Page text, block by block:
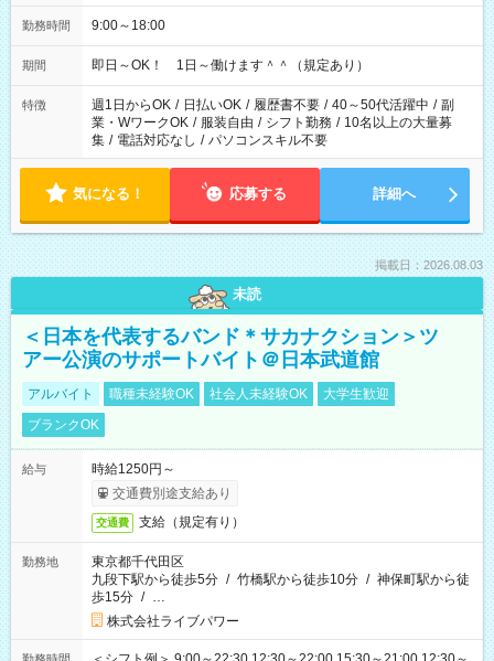
勤務時間 9:00～18:00
期間 即日～OK！ 1日～働けます＾＾（規定あり）
特徴 週1日からOK / 日払いOK / 履歴書不要 / 40～50代活躍中 / 副
業・WワークOK / 服装自由 / シフト勤務 / 10名以上の大量募
集 / 電話対応なし / パソコンスキル不要
気になる！ 応募する 詳細へ
掲載日：2026.08.03
未読
＜日本を代表するバンド＊サカナクション＞ツ
アー公演のサポートバイト＠日本武道館
アルバイト 職種未経験OK 社会人未経験OK
大学生歓迎
ブランクOK
給与
時給1250円～
交通費別途支給あり
交通費 支給（規定有り）
勤務地
東京都千代田区
九段下駅から徒歩5分 / 竹橋駅から徒歩10分 / 神保町駅から徒
歩15分 / …
株式会社ライブパワー